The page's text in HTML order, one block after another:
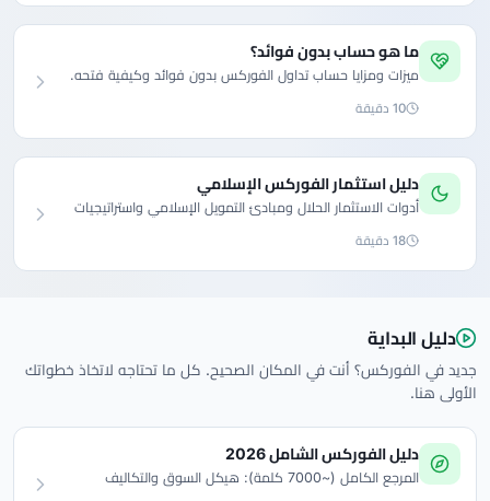
ما هو حساب بدون فوائد؟
ميزات ومزايا حساب تداول الفوركس بدون فوائد وكيفية فتحه.
10 دقيقة
دليل استثمار الفوركس الإسلامي
أدوات الاستثمار الحلال ومبادئ التمويل الإسلامي واستراتيجيات
18 دقيقة
دليل البداية
جديد في الفوركس؟ أنت في المكان الصحيح. كل ما تحتاجه لاتخاذ خطواتك
الأولى هنا.
دليل الفوركس الشامل 2026
المرجع الكامل (~7000 كلمة): هيكل السوق والتكاليف